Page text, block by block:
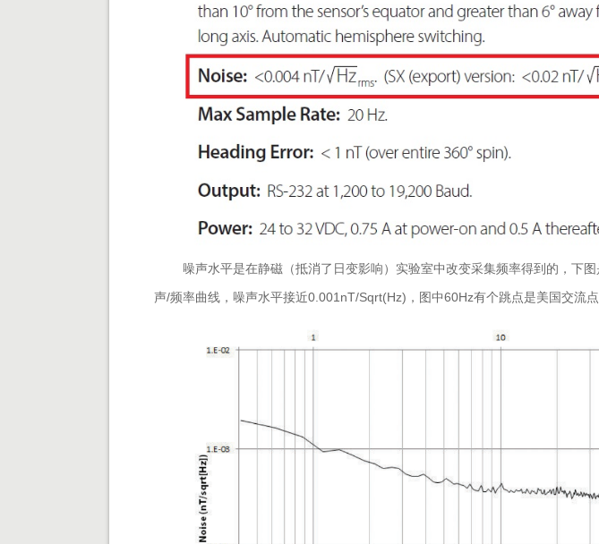
噪声水平是在静磁（抵消了日变影响）实验室中改变采集频率得到的，下
声/频率曲线，噪声水平接近0.001nT/Sqrt(Hz)，图中60Hz有个跳点是美国交流点